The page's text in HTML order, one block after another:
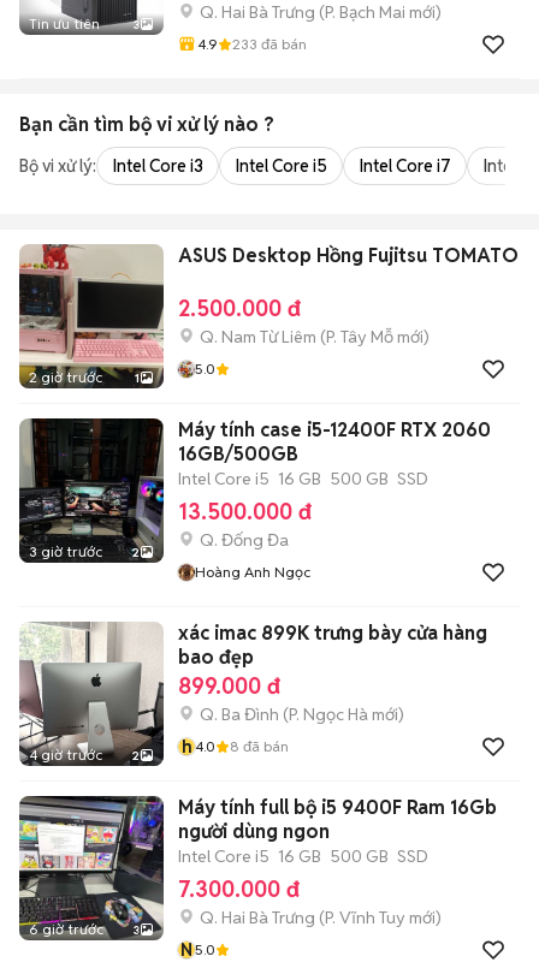
Tin ưu tiên 3
Q. Hai Bà Trưng (P. Bạch Mai mới)
4.9 233 đã bán
Bạn cần tìm bộ vi xử lý nào ?
Bộ vi xử lý: Intel Core i3 Intel Core i5 Intel Core i7 Intel
2 giờ trước 1
ASUS Desktop Hồng Fujitsu TOMATO
2.500.000 đ
Q. Nam Từ Liêm (P. Tây Mỗ mới)
5.0
3 giờ trước 2
Máy tính case i5-12400F RTX 2060
16GB/500GB
Intel Core i5 16 GB 500 GB SSD
13.500.000 đ
Q. Đống Đa
Hoàng Anh Ngọc
4 giờ trước 2
xác imac 899K trưng bày cửa hàng
bao đẹp
899.000 đ
Q. Ba Đình (P. Ngọc Hà mới)
h4.0 8 đã bán
6 giờ trước 3
Máy tính full bộ i5 9400F Ram 16Gb
người dùng ngon
Intel Core i5 16 GB 500 GB SSD
7.300.000 đ
Q. Hai Bà Trưng (P. Vĩnh Tuy mới)
N5.0